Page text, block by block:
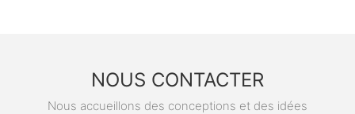
NOUS CONTACTER
Nous accueillons des conceptions et des idées